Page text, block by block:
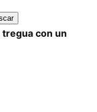
con un